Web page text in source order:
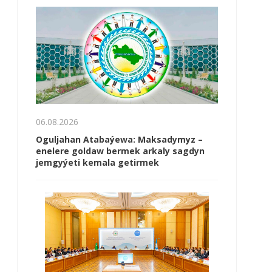
06.08.2026
Oguljahan Atabaýewa: Maksadymyz –
enelere goldaw bermek arkaly sagdyn
jemgyýeti kemala getirmek